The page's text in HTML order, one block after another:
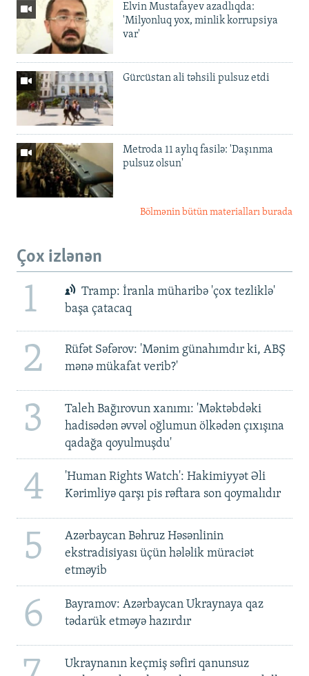
Elvin Mustafayev azadlıqda:
'Milyonluq yox, minlik korrupsiya
var'
Gürcüstan ali təhsili pulsuz etdi
Metroda 11 aylıq fasilə: 'Daşınma
pulsuz olsun'
Bölmənin bütün materialları burada
Çox izlənən
1
Tramp: İranla müharibə 'çox tezliklə'
başa çatacaq
2
Rüfət Səfərov: 'Mənim günahımdır ki, ABŞ
mənə mükafat verib?'
3
Taleh Bağırovun xanımı: 'Məktəbdəki
hadisədən əvvəl oğlumun ölkədən çıxışına
qadağa qoyulmuşdu'
4
'Human Rights Watch': Hakimiyyət Əli
Kərimliyə qarşı pis rəftara son qoymalıdır
5
Azərbaycan Bəhruz Həsənlinin
ekstradisiyası üçün hələlik müraciət
etməyib
6
Bayramov: Azərbaycan Ukraynaya qaz
tədarük etməyə hazırdır
Ukraynanın keçmiş səfiri qanunsuz